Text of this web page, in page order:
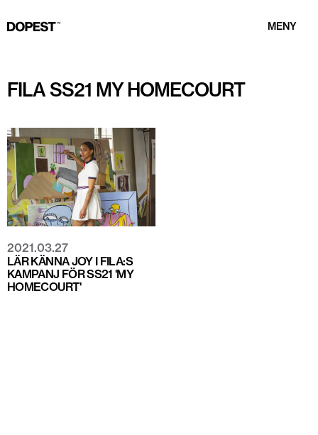
MENY
FILA SS21 MY HOMECOURT
2021.03.27
LÄR KÄNNA JOY I FILA:S
KAMPANJ FÖR SS21 'MY
HOMECOURT'